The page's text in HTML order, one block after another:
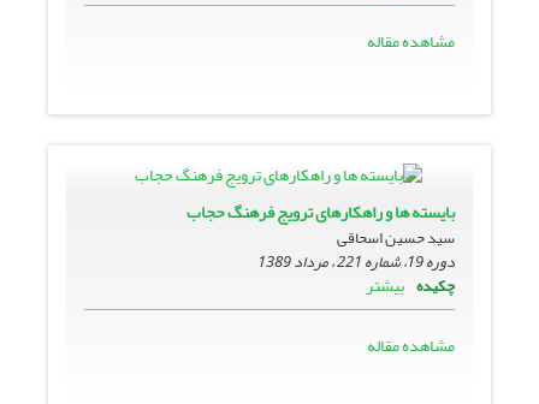
مشاهده مقاله
بایسته ها و راهکارهای ترویج فرهنگ حجاب
سید حسین اسحاقی
دوره 19، شماره 221 ، مرداد 1389
چکیده بیشتر
مشاهده مقاله